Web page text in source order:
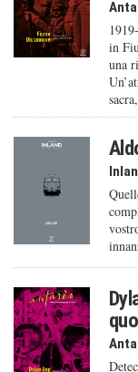
in
una